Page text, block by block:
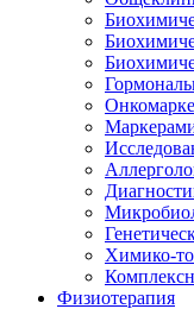
Химико-
Физиотерапия